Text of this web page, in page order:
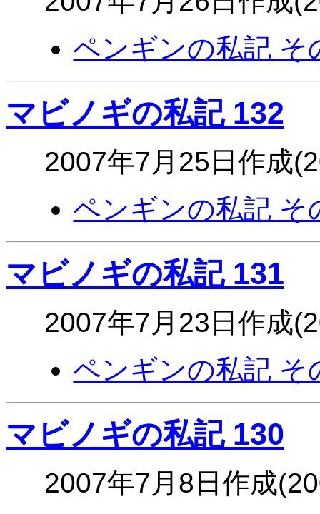
ペンギンの私記 そ
マビノギの私記 132
2007年7月25日作成
ペンギンの私記 そ
マビノギの私記 131
2007年7月23日作成
ペンギンの私記 そ
マビノギの私記 130
2007年7月8日作成